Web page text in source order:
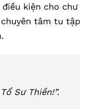
kiện cho chư
tâm tu tập
Sư Thiền!”.